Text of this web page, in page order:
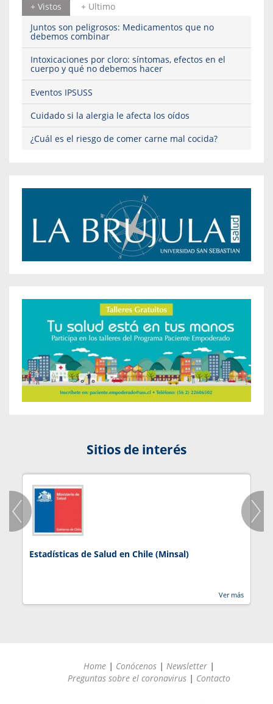
+ Vistos
+ Ultimo
Juntos son peligrosos: Medicamentos que no
debemos combinar
Intoxicaciones por cloro: síntomas, efectos en el
cuerpo y qué no debemos hacer
Eventos IPSUSS
Cuidado si la alergia le afecta los oídos
¿Cuál es el riesgo de comer carne mal cocida?
Sitios de interés
Estadísticas de Salud en Chile (Minsal)
Ver más
Home | Conócenos | Newsletter |
Preguntas sobre el coronavirus | Contacto